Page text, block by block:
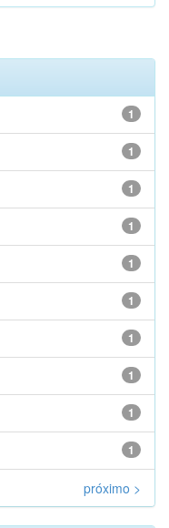
1
1
1
1
1
1
1
1
1
1
próximo >